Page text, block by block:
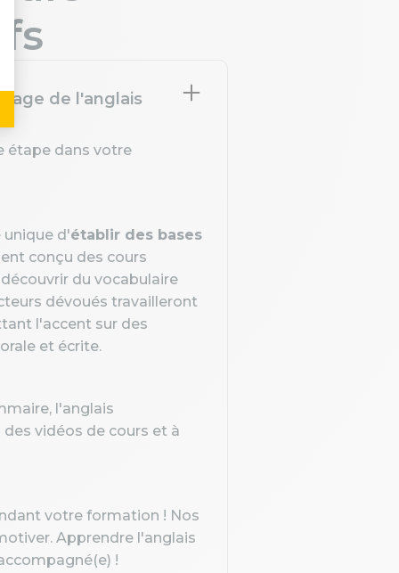
de l'anglais
étape dans votre
d'établir des bases
conçu des cours
du vocabulaire
dévoués travailleront
l'accent sur des
et écrite.
l'anglais
vidéos de cours et à
votre formation ! Nos
Apprendre l'anglais
!